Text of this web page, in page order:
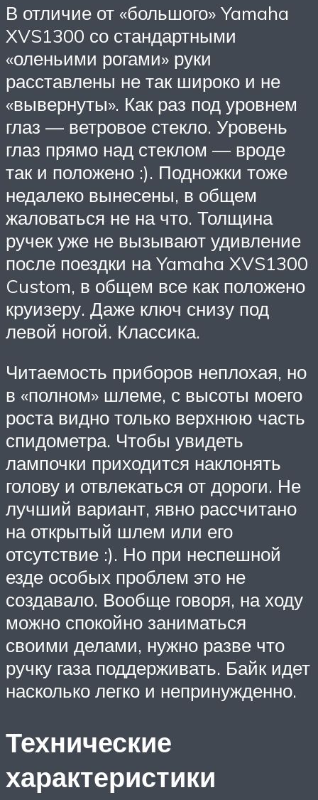
В отличие от «большого» Yamaha
XVS1300 со стандартными
«оленьими рогами» руки
расставлены не так широко и не
«вывернуты». Как раз под уровнем
глаз — ветровое стекло. Уровень
глаз прямо над стеклом — вроде
так и положено :). Подножки тоже
недалеко вынесены, в общем
жаловаться не на что. Толщина
ручек уже не вызывают удивление
после поездки на Yamaha XVS1300
Custom, в общем все как положено
круизеру. Даже ключ снизу под
левой ногой. Классика.
Читаемость приборов неплохая, но
в «полном» шлеме, с высоты моего
роста видно только верхнюю часть
спидометра. Чтобы увидеть
лампочки приходится наклонять
голову и отвлекаться от дороги. Не
лучший вариант, явно рассчитано
на открытый шлем или его
отсутствие :). Но при неспешной
езде особых проблем это не
создавало. Вообще говоря, на ходу
можно спокойно заниматься
своими делами, нужно разве что
ручку газа поддерживать. Байк идет
насколько легко и непринужденно.
Технические
характеристики